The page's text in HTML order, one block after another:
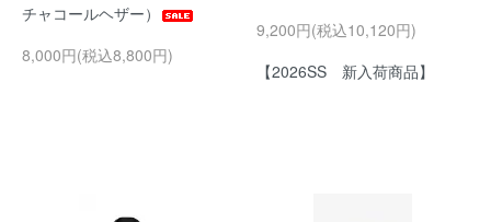
チャコールヘザー）
8,000円(税込8,800円)
9,200円(税込10,120円)
【2026SS 新入荷商品】